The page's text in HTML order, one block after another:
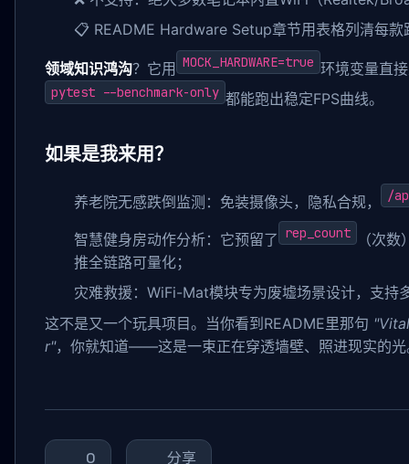
📋 README Hardware Setup章节用表格列清每
领域知识鸿沟？它用 MOCK_HARDWARE=true 环境变量直
pytest --benchmark-only 都能跑出稳定FPS曲线。
如果是我来用？
养老院无感跌倒监测：免装摄像头，隐私合规， /
智慧健身房动作分析：它预留了 rep_count
（次数
推全链路可量化；
灾难救援：WiFi-Mat模块专为废墟场景设计，支持
这不是又一个玩具项目。当你看到README里那句
r"，你就知道——这是一束正在穿透墙壁、照进现实的光
0 分享